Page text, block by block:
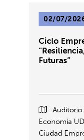
02/07/
Ciclo
Futuras”
Auditorio
Economía
Ciudad